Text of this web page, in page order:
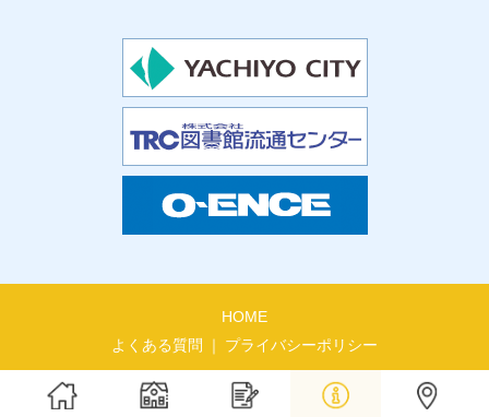
HOME
よくある質問
プライバシーポリシー